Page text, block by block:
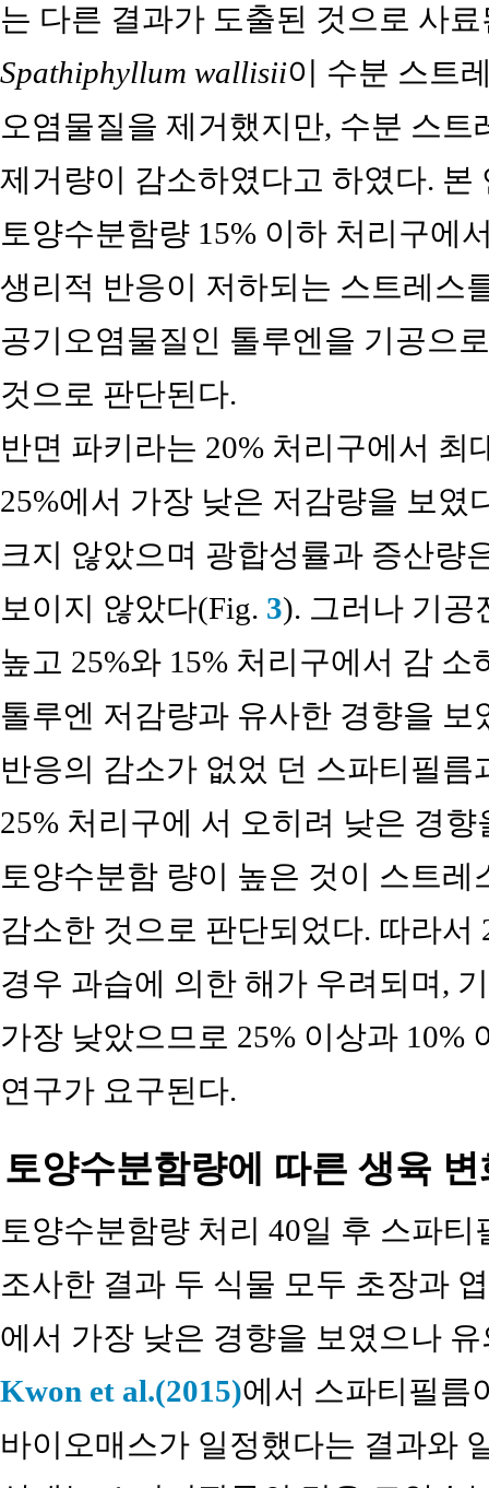
는 다른 결과가 도출된 것으로 사
Spathiphyllum wallisii이 수분 스트
오염물질을 제거했지만, 수분 스
제거량이 감소하였다고 하였다.
토양수분함량 15% 이하 처리구에
생리적 반응이 저하되는 스트레스
공기오염물질인 톨루엔을 기공으
것으로 판단된다.
반면 파키라는 20% 처리구에서
25%에서 가장 낮은 저감량을 보였
크지 않았으며 광합성률과 증산량
보이지 않았다(Fig. 3). 그러나 기공
높고 25%와 15% 처리구에서 감
톨루엔 저감량과 유사한 경향을 보
반응의 감소가 없었 던 스파티필
25% 처리구에 서 오히려 낮은 경
토양수분함 량이 높은 것이 스트
감소한 것으로 판단되었다. 따라
경우 과습에 의한 해가 우려되며,
가장 낮았으므로 25% 이상과 10%
연구가 요구된다.
토양수분함량에 따른 생육 변
토양수분함량 처리 40일 후 스파
조사한 결과 두 식물 모두 초장과
에서 가장 낮은 경향을 보였으나
Kwon et al.(2015)에서 스파티필름
바이오매스가 일정했다는 결과와